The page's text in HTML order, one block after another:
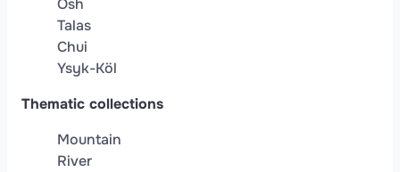
Osh
Talas
Chui
Ysyk-Köl
Thematic collections
Mountain
River